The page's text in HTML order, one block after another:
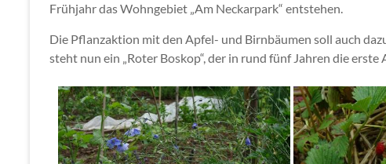
Frühjahr das Wohngebiet „Am Neckarpark“ entstehen.
Die Pflanzaktion mit den Apfel- und Birnbäumen soll auch
steht nun ein „Roter Boskop“, der in rund fünf Jahren die